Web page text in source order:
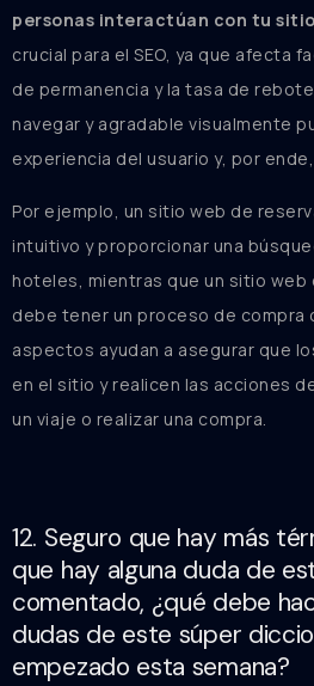
personas interactúan con tu
crucial para el SEO, ya que afecta
de permanencia y la tasa de
navegar y agradable visualmente
experiencia del usuario y, por ende,
Por ejemplo, un sitio web de
intuitivo y proporcionar una
hoteles, mientras que un sitio
debe tener un proceso de compra
aspectos ayudan a asegurar que
en el sitio y realicen las acciones
un viaje o realizar una compra.
12. Seguro que hay más
que hay alguna duda de
comentado, ¿qué debe
dudas de este súper
empezado esta semana?